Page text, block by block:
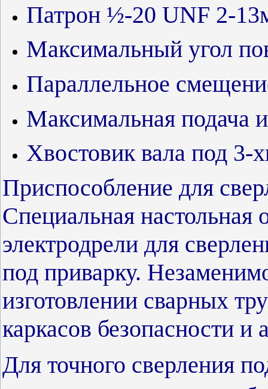
Патрон ½-20 UNF 2-
Максимальный угол
Параллельное
Максимальная подача
Хвостовик вала под 3-
Приспособление для
Специальная настольная
электродрели для
под приварку.
изготовлении сварных
каркасов безопасности
Для точного сверления